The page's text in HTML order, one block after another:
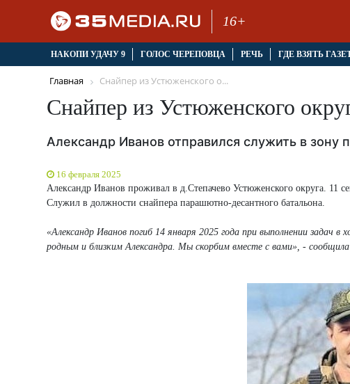
16+
НАКОПИ УДАЧУ 9 ГОЛОС ЧЕРЕПОВЦА РЕЧЬ ГДЕ ВЗЯТЬ
Главная Снайпер из Устюженского о...
Снайпер из Устюженского
Александр Иванов отправился служить в
16 февраля 2025
Александр Иванов проживал в д.Степачево Устюженского округа. 11
Служил в должности снайпера парашютно-десантного батальона.
«Александр Иванов погиб 14 января 2025 года при выполнении задач
родным и близким Александра. Мы скорбим вместе с вами», -